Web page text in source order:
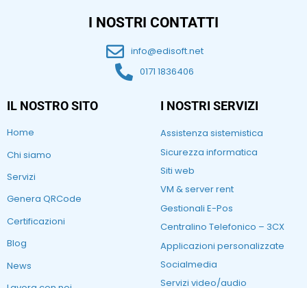
I NOSTRI CONTATTI
info@edisoft.net
0171 1836406
IL NOSTRO SITO
Home
Chi siamo
Servizi
Genera QRCode
Certificazioni
Blog
News
I NOSTRI SERVIZI
Assistenza sistemistica
Sicurezza informatica
Siti web
VM & server rent
Gestionali E-Pos
Centralino Telefonico – 3CX
Applicazioni personalizzate
Socialmedia
Servizi video/audio